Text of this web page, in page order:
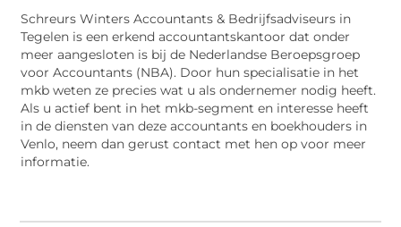
Schreurs Winters Accountants & Bedrijfsadviseurs in
Tegelen is een erkend accountantskantoor dat onder
meer aangesloten is bij de Nederlandse Beroepsgroep
voor Accountants (NBA). Door hun specialisatie in het
mkb weten ze precies wat u als ondernemer nodig heeft.
Als u actief bent in het mkb-segment en interesse heeft
in de diensten van deze accountants en boekhouders in
Venlo, neem dan gerust contact met hen op voor meer
informatie.